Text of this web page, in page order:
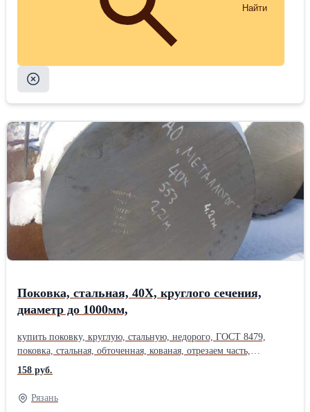
Найти
Поковка, стальная, 40Х, круглого сечения,
диаметр до 1000мм,
купить поковку, круглую, стальную, недорого, ГОСТ 8479,
поковка, стальная, обточенная, кованая, отрезаем часть,
блинчики , лентопильным станком до 1000мм. Поддерживаем
постоянное наличие поковок (св 3000 тн.), с обточкой, без
обточки, УЗК, ст09г2с, ст14Г2, ст20, ст40Х, ст40ХН, ст45,
40хн2ма, ст65. Вес поковки, стоимость резки, уточняйте у
158 руб.
Рязань